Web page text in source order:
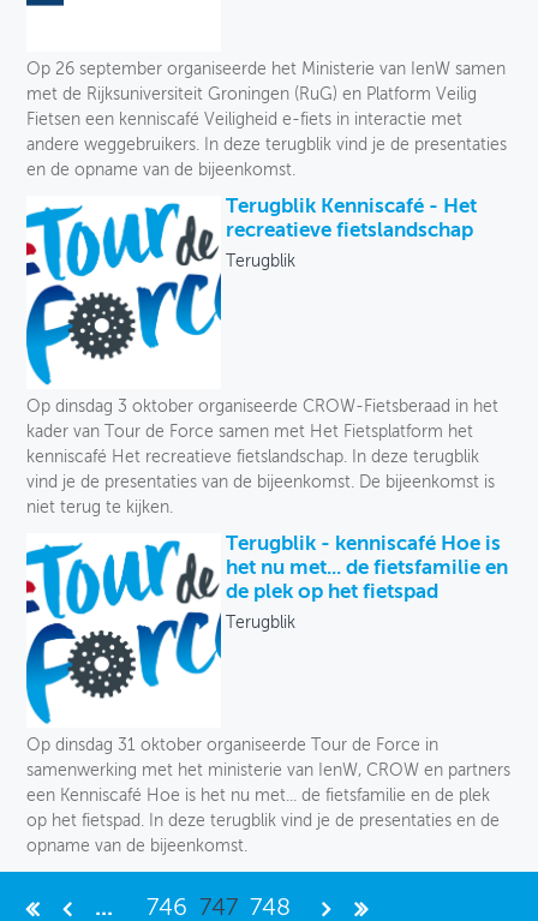
Op 26 september organiseerde het Ministerie van IenW samen
met de Rijksuniversiteit Groningen (RuG) en Platform Veilig
Fietsen een kenniscafé Veiligheid e-fiets in interactie met
andere weggebruikers. In deze terugblik vind je de presentaties
en de opname van de bijeenkomst.
Terugblik Kenniscafé - Het
recreatieve fietslandschap
Terugblik
Op dinsdag 3 oktober organiseerde CROW-Fietsberaad in het
kader van Tour de Force samen met Het Fietsplatform het
kenniscafé Het recreatieve fietslandschap. In deze terugblik
vind je de presentaties van de bijeenkomst. De bijeenkomst is
niet terug te kijken.
Terugblik - kenniscafé Hoe is
het nu met... de fietsfamilie en
de plek op het fietspad
Terugblik
Op dinsdag 31 oktober organiseerde Tour de Force in
samenwerking met het ministerie van IenW, CROW en partners
een Kenniscafé Hoe is het nu met... de fietsfamilie en de plek
op het fietspad. In deze terugblik vind je de presentaties en de
opname van de bijeenkomst.
... 746 747 748